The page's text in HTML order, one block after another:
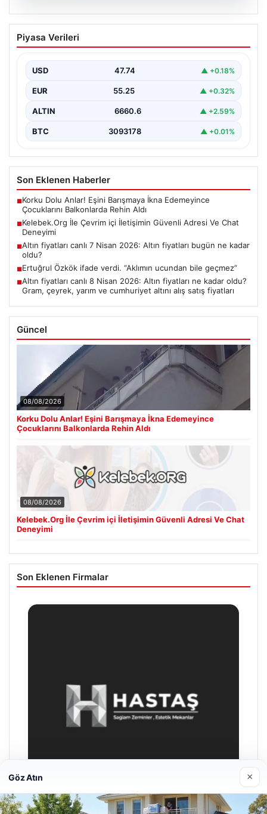
08.08.2026
Kelebek.Org İle Çevrim içi İletişimin
Güvenli Adresi Ve Chat Deneyimi
kurması büyük bir hassasiyet ifade etmektedir.
Güncel…
Piyasa Verileri
USD 47.74 ▲ +0.18%
EUR 55.25 ▲ +0.32%
ALTIN 6660.6 ▲ +2.59%
BTC 3093178 ▲ +0.01%
Son Eklenen Haberler
■Korku Dolu Anlar! Eşini Barışmaya İkna Edemeyince
Çocuklarını Balkonlarda Rehin Aldı
■Kelebek.Org İle Çevrim içi İletişimin Güvenli Adresi Ve Chat
Deneyimi
■Altın fiyatları canlı 7 Nisan 2026: Altın fiyatları bugün ne kadar
oldu?
■Ertuğrul Özkök ifade verdi. “Aklımın ucundan bile geçmez”
■Altın fiyatları canlı 8 Nisan 2026: Altın fiyatları ne kadar oldu?
Gram, çeyrek, yarım ve cumhuriyet altını alış satış fiyatları
Güncel
08/08/2026
Korku Dolu Anlar! Eşini Barışmaya İkna Edemeyince
Çocuklarını Balkonlarda Rehin Aldı
08/08/2026
Kelebek.Org İle Çevrim içi İletişimin Güvenli Adresi Ve Chat
Deneyimi
Son Eklenen Firmalar
Göz Atın ×